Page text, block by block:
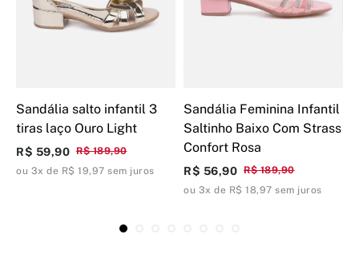
Sandália salto infantil 3
tiras laço Ouro Light
R$ 189,90
R$ 59,90
ou 3x de R$ 19,97 sem juros
Sandália Feminina Infantil
Saltinho Baixo Com Strass
Confort Rosa
R$ 189,90
R$ 56,90
ou 3x de R$ 18,97 sem juros